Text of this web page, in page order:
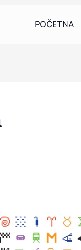
POČETNA